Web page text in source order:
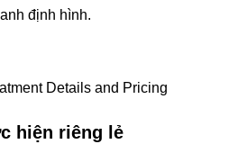
định hình.
hiện riêng lẻ